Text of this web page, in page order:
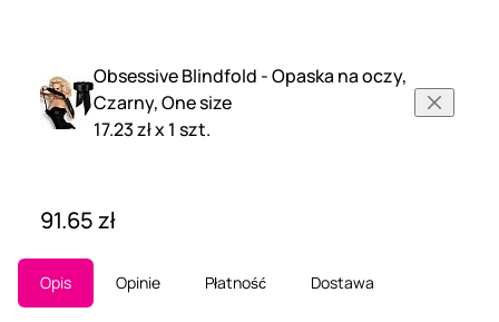
Obsessive Blindfold - Opaska na oczy,
Czarny, One size
17.23 zł x 1 szt.
91.65 zł
Opis Opinie Płatność Dostawa